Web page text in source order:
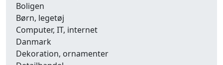
Boligen
Børn, legetøj
Computer, IT, internet
Danmark
Dekoration, ornamenter